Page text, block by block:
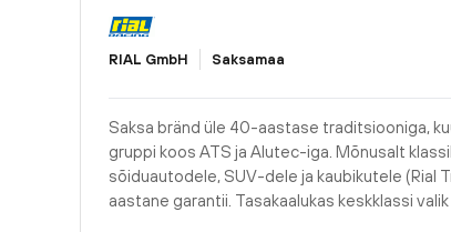
RIAL GmbH Saksamaa
Saksa bränd üle 40-aastase traditsiooniga,
gruppi koos ATS ja Alutec-iga. Mõnusalt
sõiduautodele, SUV-dele ja kaubikutele (Rial
aastane garantii. Tasakaalukas keskklassi